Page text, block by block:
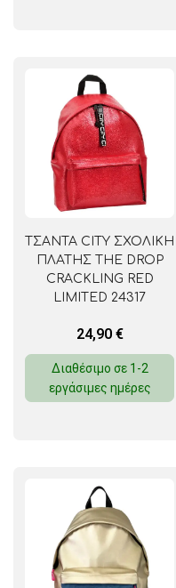
ΤΣΑΝΤΑ CITY ΣΧΟΛΙΚΗ
ΠΛΑΤΗΣ THE DROP
CRACKLING RED
LIMITED 24317
24,90 €
Διαθέσιμο σε 1-2
εργάσιμες ημέρες